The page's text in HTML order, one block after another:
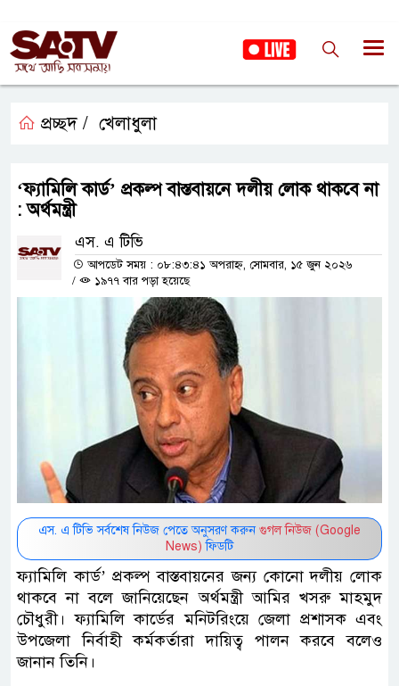
প্রচ্ছদ / খেলাধুলা
‘ফ্যামিলি কার্ড’ প্রকল্প বাস্তবায়নে দলীয় লোক থাকবে না
: অর্থমন্ত্রী
এস. এ টিভি
আপডেট সময় : ০৮:৪৩:৪১ অপরাহ্ন, সোমবার, ১৫ জুন ২০২৬
/
১৯৭৭ বার পড়া হয়েছে
এস. এ টিভি সর্বশেষ নিউজ পেতে অনুসরণ করুন গুগল নিউজ (Google
News) ফিডটি
ফ্যামিলি কার্ড’ প্রকল্প বাস্তবায়নের জন্য কোনো দলীয় লোক
থাকবে না বলে জানিয়েছেন অর্থমন্ত্রী আমির খসরু মাহমুদ
চৌধুরী। ফ্যামিলি কার্ডের মনিটরিংয়ে জেলা প্রশাসক এবং
উপজেলা নির্বাহী কর্মকর্তারা দায়িত্ব পালন করবে বলেও
জানান তিনি।